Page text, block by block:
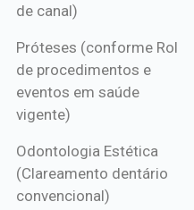
de canal)
Próteses (conforme Rol
de procedimentos e
eventos em saúde
vigente)
Odontologia Estética
(Clareamento dentário
convencional)